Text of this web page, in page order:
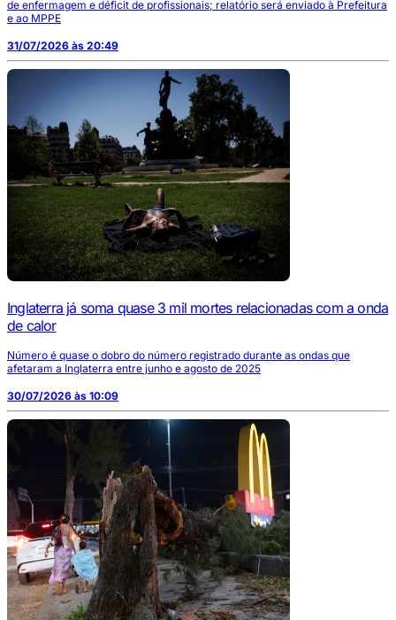
de enfermagem e déficit de profissionais; relatório será enviado à Prefeitura
e ao MPPE
31/07/2026 às 20:49
Inglaterra já soma quase 3 mil mortes relacionadas com a onda
de calor
Número é quase o dobro do número registrado durante as ondas que
afetaram a Inglaterra entre junho e agosto de 2025
30/07/2026 às 10:09